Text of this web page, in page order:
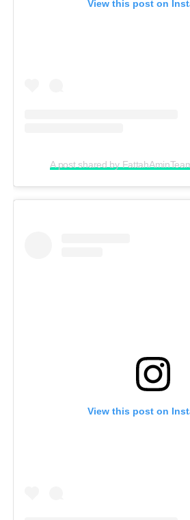
View this post on
View this post on